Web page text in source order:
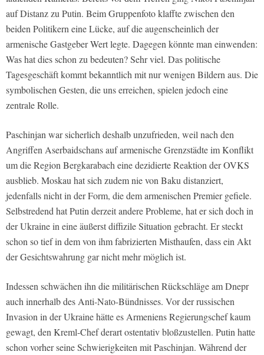
auf Distanz zu Putin. Beim Gruppenfoto klaffte zwischen den
beiden Politikern eine Lücke, auf die augenscheinlich der
armenische Gastgeber Wert legte. Dagegen könnte man einwenden:
Was hat dies schon zu bedeuten? Sehr viel. Das politische
Tagesgeschäft kommt bekanntlich mit nur wenigen Bildern aus. Die
symbolischen Gesten, die uns erreichen, spielen jedoch eine
zentrale Rolle.
Paschinjan war sicherlich deshalb unzufrieden, weil nach den
Angriffen Aserbaidschans auf armenische Grenzstädte im Konflikt
um die Region Bergkarabach eine dezidierte Reaktion der OVKS
ausblieb. Moskau hat sich zudem nie von Baku distanziert,
jedenfalls nicht in der Form, die dem armenischen Premier gefiele.
Selbstredend hat Putin derzeit andere Probleme, hat er sich doch in
der Ukraine in eine äußerst diffizile Situation gebracht. Er steckt
schon so tief in dem von ihm fabrizierten Misthaufen, dass ein Akt
der Gesichtswahrung gar nicht mehr möglich ist.
Indessen schwächen ihn die militärischen Rückschläge am Dnepr
auch innerhalb des Anti-Nato-Bündnisses. Vor der russischen
Invasion in der Ukraine hätte es Armeniens Regierungschef kaum
gewagt, den Kreml-Chef derart ostentativ bloßzustellen. Putin hatte
schon vorher seine Schwierigkeiten mit Paschinjan. Während der